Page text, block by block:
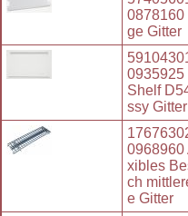
0878160
ge Gitter
0935925
Shelf
ssy Gitter
0968960
xibles
ch
e Gitter